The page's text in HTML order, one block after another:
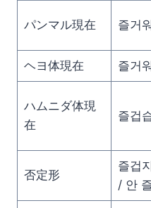
パンマル現在 즐거워
ヘヨ体現在 즐거
ハムニダ体現
在
즐겁
否定形
즐겁
/ 안